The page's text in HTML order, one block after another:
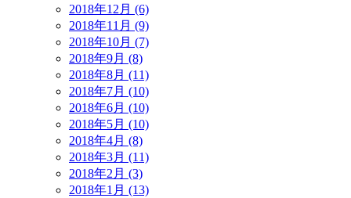
2018年12月 (6)
2018年11月 (9)
2018年10月 (7)
2018年9月 (8)
2018年8月 (11)
2018年7月 (10)
2018年6月 (10)
2018年5月 (10)
2018年4月 (8)
2018年3月 (11)
2018年2月 (3)
2018年1月 (13)